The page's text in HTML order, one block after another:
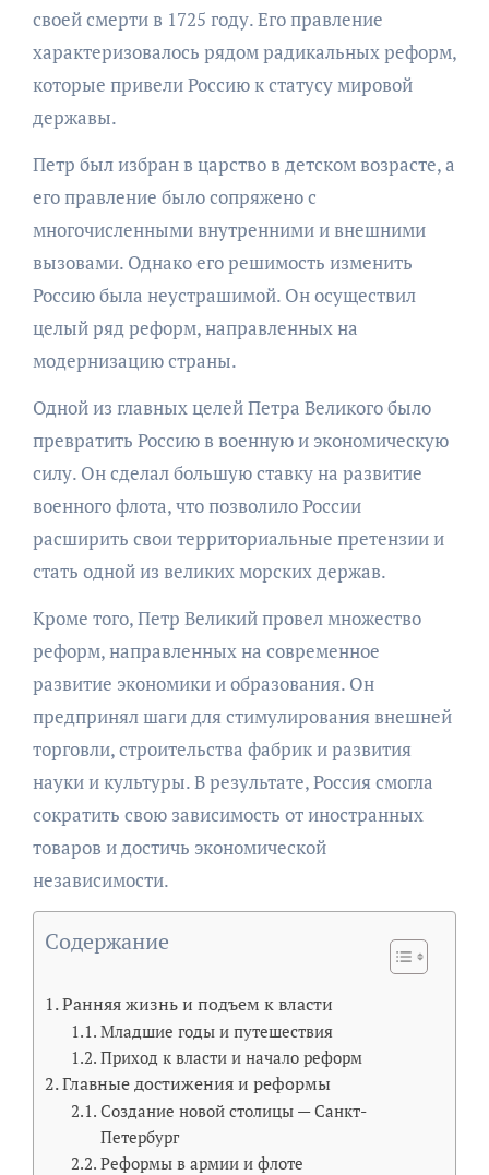
своей смерти в 1725 году. Его правление
характеризовалось рядом радикальных реформ,
которые привели Россию к статусу мировой
державы.
Петр был избран в царство в детском возрасте, а
его правление было сопряжено с
многочисленными внутренними и внешними
вызовами. Однако его решимость изменить
Россию была неустрашимой. Он осуществил
целый ряд реформ, направленных на
модернизацию страны.
Одной из главных целей Петра Великого было
превратить Россию в военную и экономическую
силу. Он сделал большую ставку на развитие
военного флота, что позволило России
расширить свои территориальные претензии и
стать одной из великих морских держав.
Кроме того, Петр Великий провел множество
реформ, направленных на современное
развитие экономики и образования. Он
предпринял шаги для стимулирования внешней
торговли, строительства фабрик и развития
науки и культуры. В результате, Россия смогла
сократить свою зависимость от иностранных
товаров и достичь экономической
независимости.
Содержание
Ранняя жизнь и подъем к власти
Младшие годы и путешествия
Приход к власти и начало реформ
Главные достижения и реформы
Создание новой столицы — Санкт-
Петербург
Реформы в армии и флоте